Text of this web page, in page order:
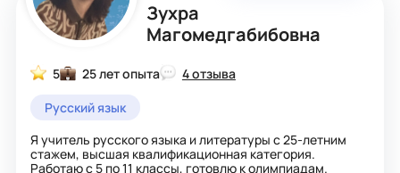
Зухра
Магомедгабибовна
5 25 лет опыта
4 отзыва
Русский язык
Я учитель русского языка и литературы с 25-летним
стажем, высшая квалификационная категория.
Работаю с 5 по 11 классы, готовлю к олимпиадам.